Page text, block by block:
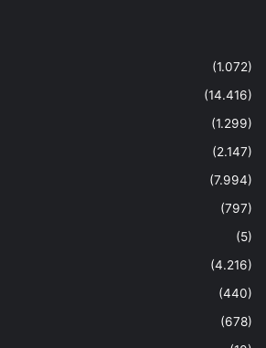
(1.072)
(14.416)
(1.299)
(2.147)
(7.994)
(797)
(5)
(4.216)
(440)
(678)